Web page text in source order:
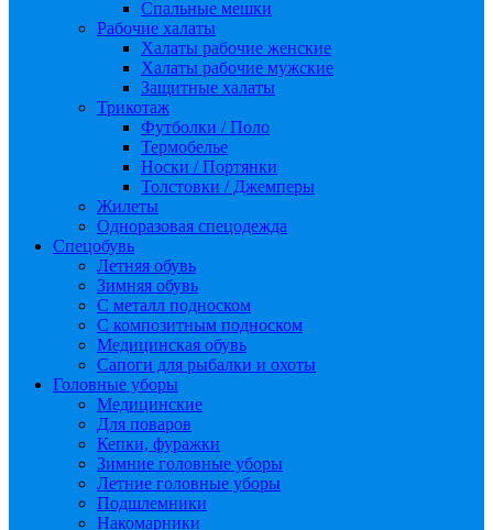
Спальные мешки
Рабочие халаты
Халаты рабочие женские
Халаты рабочие мужские
Защитные халаты
Трикотаж
Футболки / Поло
Термобелье
Носки / Портянки
Толстовки / Джемперы
Жилеты
Одноразовая спецодежда
Спецобувь
Летняя обувь
Зимняя обувь
С металл подноском
С композитным подноском
Медицинская обувь
Сапоги для рыбалки и охоты
Головные уборы
Медицинские
Для поваров
Кепки, фуражки
Зимние головные уборы
Летние головные уборы
Подшлемники
Накомарники